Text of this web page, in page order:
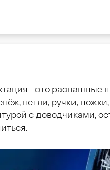
- это
петли, ручки, ножки,
с доводчиками,